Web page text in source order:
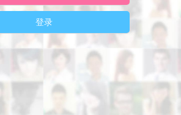
登录